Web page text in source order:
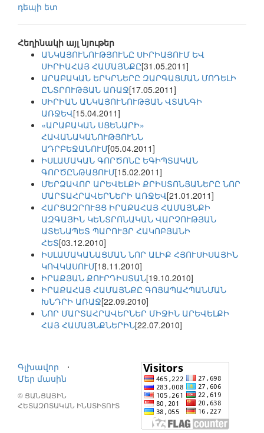
դեպի ետ
Հեղինակի այլ նյութեր
ԱՆԿԱՅՈՒՆՈՒԹՅՈՒՆԸ ՍԻՐԻԱՅՈՒՄ ԵՎ
ՍԻՐԻԱՀԱՅ ՀԱՄԱՅՆՔԸ[31.05.2011]
ԱՐԱԲԱԿԱՆ ԵՐԿՐՆԵՐԸ ԶԱՐԳԱՑՄԱՆ ՄՈԴԵԼԻ
ԸՆՏՐՈՒԹՅԱՆ ԱՌԱՋ[17.05.2011]
ՍԻՐԻԱՆ ԱՆԿԱՅՈՒՆՈՒԹՅԱՆ ՎՏԱՆԳԻ
ԱՌՋԵՎ[15.04.2011]
«ԱՐԱԲԱԿԱՆ ՍՑԵՆԱՐԻ»
ՀԱՎԱՆԱԿԱՆՈՒԹՅՈՒՆՆ
ԱԴՐԲԵՋԱՆՈՒՄ[05.04.2011]
ԻՍԼԱՄԱԿԱՆ ԳՈՐԾՈՆԸ ԵԳԻՊՏԱԿԱՆ
ԳՈՐԾԸՆԹԱՑՈՒՄ[15.02.2011]
ՄԵՐՁԱՎՈՐ ԱՐԵՎԵԼՔԻ ՔՐԻՍՏՈՆՅԱՆԵՐԸ ՆՈՐ
ՄԱՐՏԱՀՐԱՎԵՐՆԵՐԻ ԱՌՋԵՎ[21.01.2011]
ՀԱՐՑԱԶՐՈՒՅՑ ԻՐԱՔԱՀԱՅ ՀԱՄԱՅՆՔԻ
ԱԶԳԱՅԻՆ ԿԵՆՏՐՈՆԱԿԱՆ ՎԱՐՉՈՒԹՅԱՆ
ԱՏԵՆԱՊԵՏ ՊԱՐՈՒՅՐ ՀԱԿՈԲՅԱՆԻ
ՀԵՏ[03.12.2010]
ԻՍԼԱՄԱԿԱՆԱՑՄԱՆ ՆՈՐ ԱԼԻՔ ՀՅՈՒՍԻՍԱՅԻՆ
ԿՈՎԿԱՍՈՒՄ[18.11.2010]
ԻՐԱՔՅԱՆ ՔՈՒՐԴԻՍՏԱՆ[19.10.2010]
ԻՐԱՔԱՀԱՅ ՀԱՄԱՅՆՔԸ ԳՈՅԱՊԱՀՊԱՆՄԱՆ
ԽՆԴՐԻ ԱՌԱՋ[22.09.2010]
ՆՈՐ ՄԱՐՏԱՀՐԱՎԵՐՆԵՐ ՄԻՋԻՆ ԱՐԵՎԵԼՔԻ
ՀԱՅ ՀԱՄԱՅՆՔՆԵՐԻՆ[22.07.2010]
Գլխավոր
⋅
Մեր մասին
© ՑԱՆՑԱՅԻՆ
ՀԵՏԱԶՈՏԱԿԱՆ ԻՆՍՏԻՏՈՒՏ